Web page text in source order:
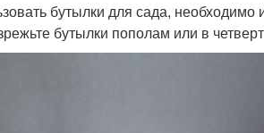
бутылки для сада, необходимо
бутылки пополам или в